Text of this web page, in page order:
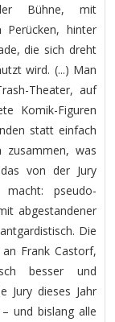
Bühne, mit
Perücken, hinter
die sich dreht
wird. (...) Man
Theater, auf
Komik-Figuren
statt einfach
zusammen, was
von der Jury
pseudo-
abgestandener
Die
Frank Castorf,
besser und
Jury dieses Jahr
und bislang alle